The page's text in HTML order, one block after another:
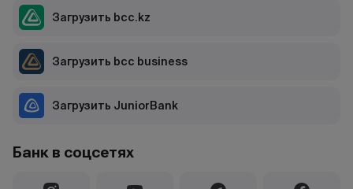
Банк в соцсетях
Загрузить bcc.kz
Загрузить bcc business
Загрузить JuniorBank